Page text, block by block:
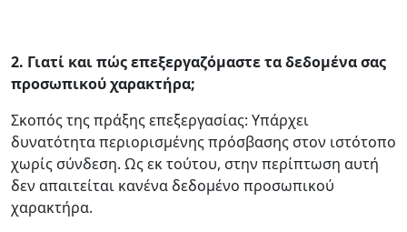
2. Γιατί και πώς επεξεργαζόμαστε τα δεδομένα σας
προσωπικού χαρακτήρα;
Σκοπός της πράξης επεξεργασίας: Υπάρχει
δυνατότητα περιορισμένης πρόσβασης στον ιστότοπο
χωρίς σύνδεση. Ως εκ τούτου, στην περίπτωση αυτή
δεν απαιτείται κανένα δεδομένο προσωπικού
χαρακτήρα.